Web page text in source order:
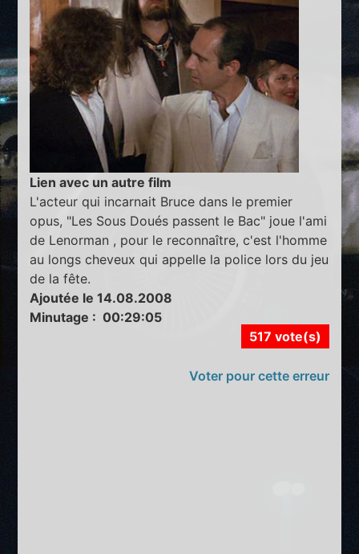
Lien avec un autre film
L'acteur qui incarnait Bruce dans le premier
opus, "Les Sous Doués passent le Bac" joue l'ami
de Lenorman , pour le reconnaître, c'est l'homme
au longs cheveux qui appelle la police lors du jeu
de la fête.
Ajoutée le 14.08.2008
Minutage : 00:29:05
517 vote(s)
Voter pour cette erreur